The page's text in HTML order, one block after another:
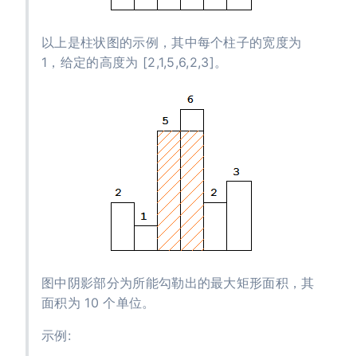
以上是柱状图的示例，其中每个柱子的宽度为
1，给定的高度为 [2,1,5,6,2,3]。
图中阴影部分为所能勾勒出的最大矩形面积，其
面积为 10 个单位。
示例: